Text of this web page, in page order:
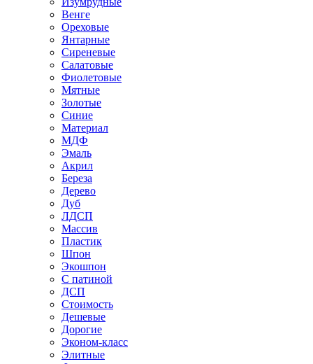
Венге
Ореховые
Янтарные
Сиреневые
Салатовые
Фиолетовые
Мятные
Золотые
Синие
Материал
МДФ
Эмаль
Акрил
Береза
Дерево
Дуб
ЛДСП
Массив
Пластик
Шпон
Экошпон
С патиной
ДСП
Стоимость
Дешевые
Дорогие
Эконом-класс
Элитные